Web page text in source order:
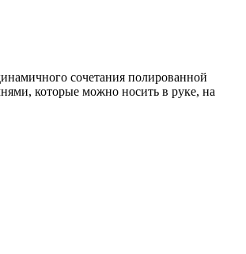
сочетания полированной
которые можно носить в руке, на